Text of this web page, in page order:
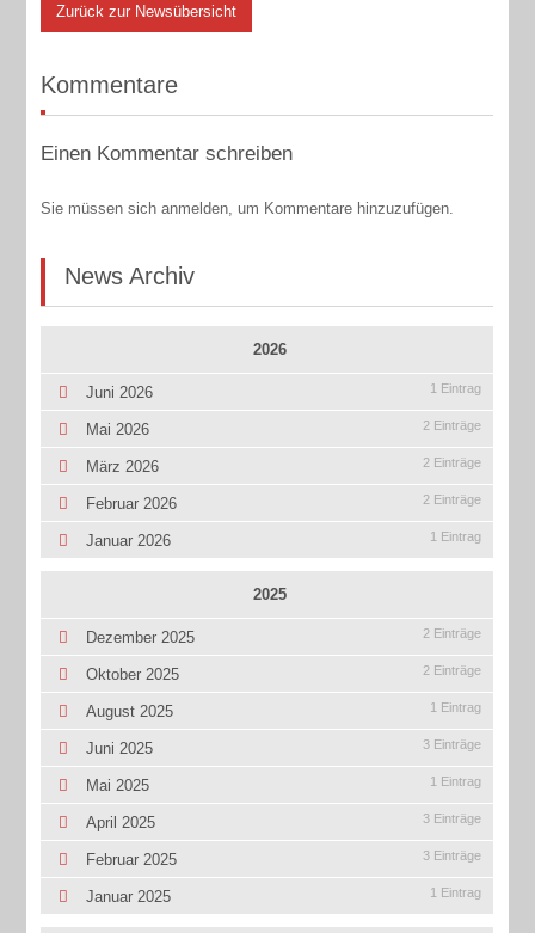
Zurück zur Newsübersicht
Kommentare
Einen Kommentar schreiben
Sie müssen sich anmelden, um Kommentare hinzuzufügen.
News Archiv
2026
Juni 2026 1 Eintrag
Mai 2026 2 Einträge
März 2026 2 Einträge
Februar 2026 2 Einträge
Januar 2026 1 Eintrag
2025
Dezember 2025 2 Einträge
Oktober 2025 2 Einträge
August 2025 1 Eintrag
Juni 2025 3 Einträge
Mai 2025 1 Eintrag
April 2025 3 Einträge
Februar 2025 3 Einträge
Januar 2025 1 Eintrag